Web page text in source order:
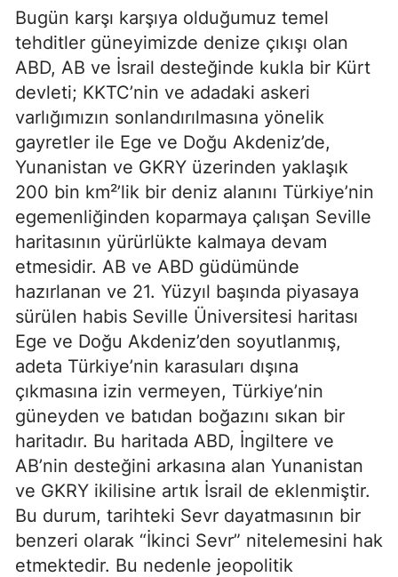
Bugün karşı karşıya olduğumuz temel
tehditler güneyimizde denize çıkışı olan
ABD, AB ve İsrail desteğinde kukla bir Kürt
devleti; KKTC’nin ve adadaki askeri
varlığımızın sonlandırılmasına yönelik
gayretler ile Ege ve Doğu Akdeniz’de,
Yunanistan ve GKRY üzerinden yaklaşık
200 bin km²’lik bir deniz alanını Türkiye’nin
egemenliğinden koparmaya çalışan Seville
haritasının yürürlükte kalmaya devam
etmesidir. AB ve ABD güdümünde
hazırlanan ve 21. Yüzyıl başında piyasaya
sürülen habis Seville Üniversitesi haritası
Ege ve Doğu Akdeniz’den soyutlanmış,
adeta Türkiye’nin karasuları dışına
çıkmasına izin vermeyen, Türkiye’nin
güneyden ve batıdan boğazını sıkan bir
haritadır. Bu haritada ABD, İngiltere ve
AB’nin desteğini arkasına alan Yunanistan
ve GKRY ikilisine artık İsrail de eklenmiştir.
Bu durum, tarihteki Sevr dayatmasının bir
benzeri olarak “İkinci Sevr” nitelemesini hak
etmektedir. Bu nedenle jeopolitik